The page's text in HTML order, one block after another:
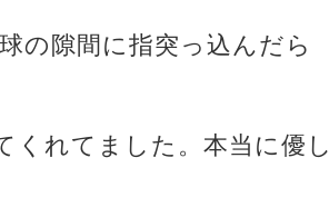
の隙間に指突っ込んだら
くれてました。本当に優し